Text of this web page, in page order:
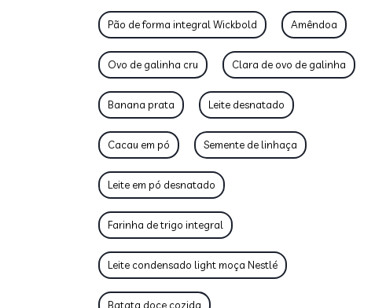
Pão de forma integral Wickbold Amêndoa
Ovo de galinha cru Clara de ovo de galinha
Banana prata Leite desnatado
Cacau em pó Semente de linhaça
Leite em pó desnatado
Farinha de trigo integral
Leite condensado light moça Nestlé
Batata doce cozida